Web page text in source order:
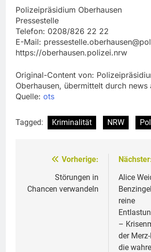
Polizeipräsidium Oberhausen
Pressestelle
Telefon: 0208/826 22 22
E-Mail:
https://oberhausen.polizei.nrw
Original-Content von:
Oberhausen, übermittelt durch news
Quelle: ots
Tagged: Kriminalität NRW
Beitragsnavigation
Vorherige:
Störungen in
Chancen verwandeln
Alice
reine
–
der
die